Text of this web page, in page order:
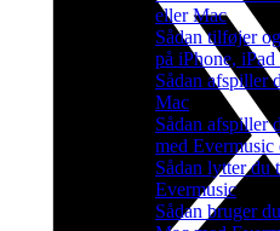
eller Mac
Sådan tilføjer
på iPhone,
Sådan afspiller
Mac
Sådan afspiller
med
Sådan lytter du
Evermusic
Sådan bruger